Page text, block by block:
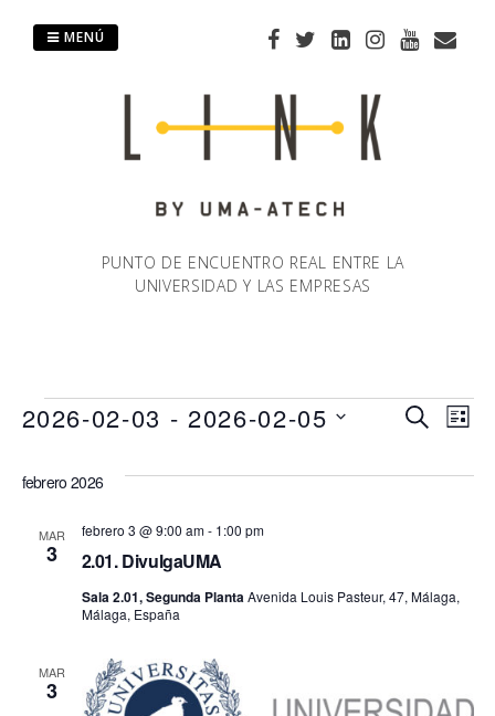
PUNTO DE ENCUENTRO REAL ENTRE LA
UNIVERSIDAD Y LAS EMPRESAS
MENÚ
Eventos
de
y
de
BUSCAR
de
2026-02-03 - 2026-02-05
la
febrero 2026
MAR
3 2.01. DivulgaUMA
febrero 3 @ 9:00 am- 1:00 pm
Sala 2.01, Segunda PlantaAvenida Louis Pasteur, 47, Málaga,
Málaga, España
MAR
3